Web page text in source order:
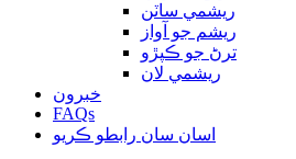
ريشمي ساٽن
ريشم جو آواز
ترڻ جو ڪپڙو
ريشمي لان
خبرون
FAQs
اسان سان رابطو ڪريو